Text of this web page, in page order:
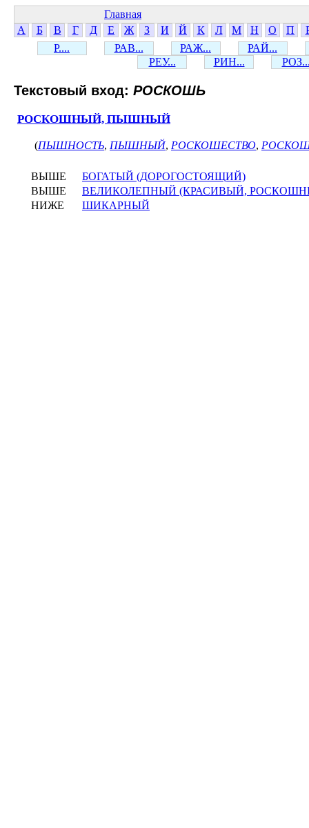
Главная
А
Б В Г Д Е Ж З И Й К Л М Н О П
Р....
РАВ... РАЖ...
РАЙ...
РЕУ...
РИН...
Текстовый вход: РОСКОШЬ
РОСКОШНЫЙ, ПЫШНЫЙ
(ПЫШНОСТЬ, ПЫШНЫЙ, РОСКОШЕСТВО,
ВЫШЕ
БОГАТЫЙ (ДОРОГОСТОЯЩИЙ)
ВЫШЕ
ВЕЛИКОЛЕПНЫЙ (КРАСИВЫЙ,
НИЖЕ
ШИКАРНЫЙ